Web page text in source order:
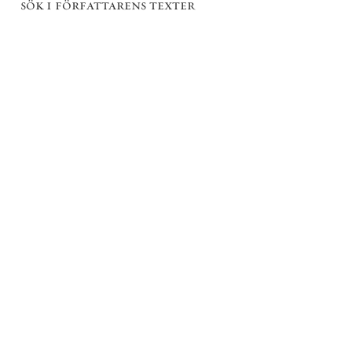
sök i författarens texter